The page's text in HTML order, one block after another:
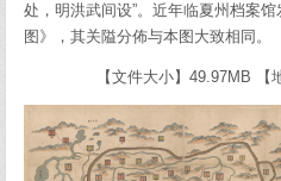
处，明洪武间设”。近年临夏州档案
图》，其关隘分佈与本图大致相同。
【文件大小】49.97MB 【